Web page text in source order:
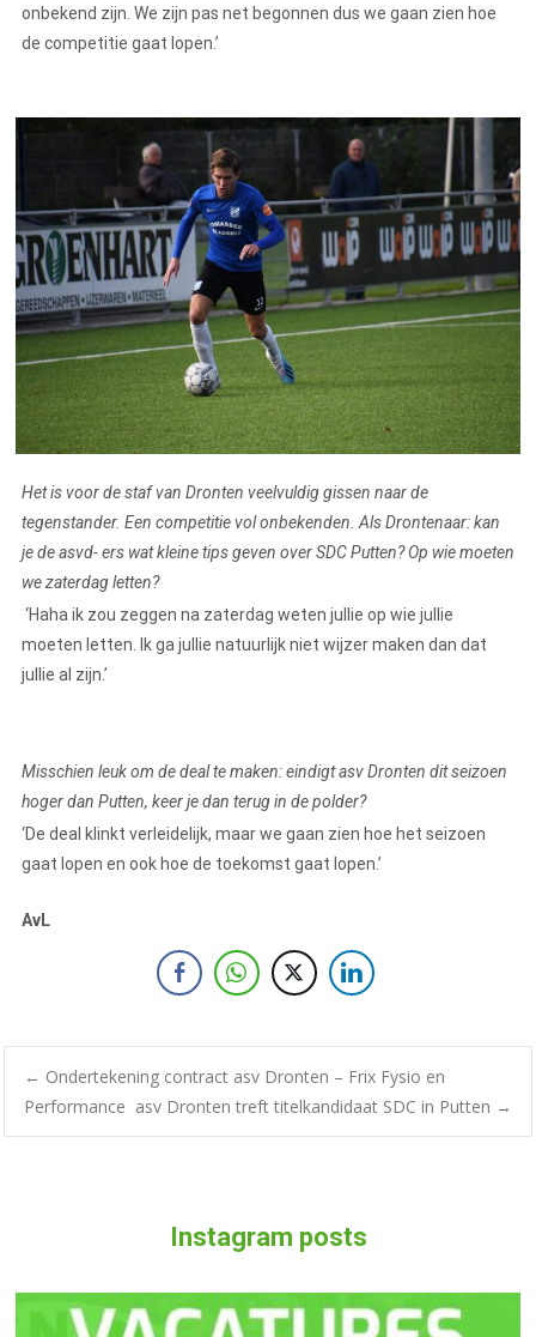
onbekend zijn. We zijn pas net begonnen dus we gaan zien hoe
de competitie gaat lopen.’
Het is voor de staf van Dronten veelvuldig gissen naar de
tegenstander. Een competitie vol onbekenden. Als Drontenaar: kan
je de asvd- ers wat kleine tips geven over SDC Putten? Op wie moeten
we zaterdag letten?
‘Haha ik zou zeggen na zaterdag weten jullie op wie jullie
moeten letten. Ik ga jullie natuurlijk niet wijzer maken dan dat
jullie al zijn.’
Misschien leuk om de deal te maken: eindigt asv Dronten dit seizoen
hoger dan Putten, keer je dan terug in de polder?
‘De deal klinkt verleidelijk, maar we gaan zien hoe het seizoen
gaat lopen en ook hoe de toekomst gaat lopen.’
AvL
← Ondertekening contract asv Dronten – Frix Fysio en
Performance asv Dronten treft titelkandidaat SDC in Putten →
Instagram posts